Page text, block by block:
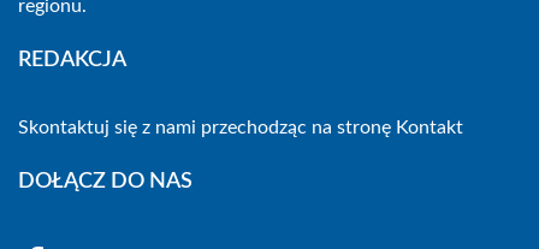
regionu.
REDAKCJA
Skontaktuj się z nami przechodząc na stronę Kontakt
DOŁĄCZ DO NAS